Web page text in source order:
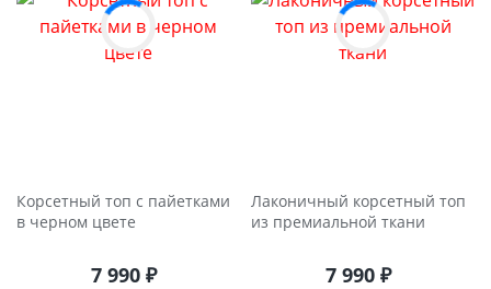
Корсетный топ с пайетками
в черном цвете
7 990 ₽
Лаконичный корсетный топ
из премиальной ткани
7 990 ₽